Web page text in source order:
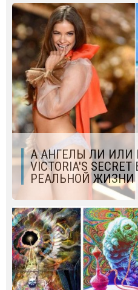
А АНГЕЛЫ ЛИ ИЛИ
VICTОRIA'S
РЕАЛЬНОЙ ЖИЗНИ